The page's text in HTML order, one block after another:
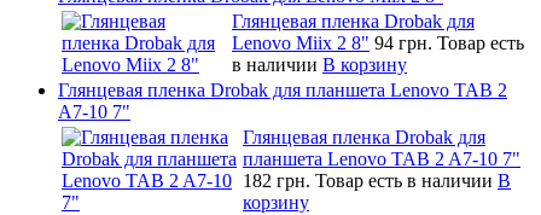
Глянцевая пленка Drobak для
Lenovo Miix 2 8" 94 грн. Товар есть
в наличии В корзину
Глянцевая пленка Drobak для планшета Lenovo TAB 2
A7-10 7"
Глянцевая пленка Drobak для
планшета Lenovo TAB 2 A7-10 7"
182 грн. Товар есть в наличии В
корзину